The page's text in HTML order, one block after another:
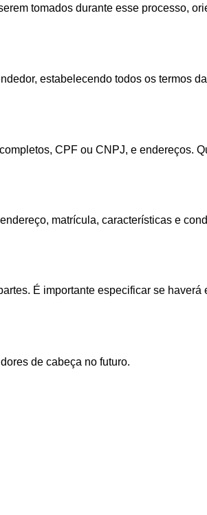
tomados durante esse processo,
estabelecendo todos os termos
CPF ou CNPJ, e endereços.
matrícula, características e
É importante especificar se
de cabeça no futuro.